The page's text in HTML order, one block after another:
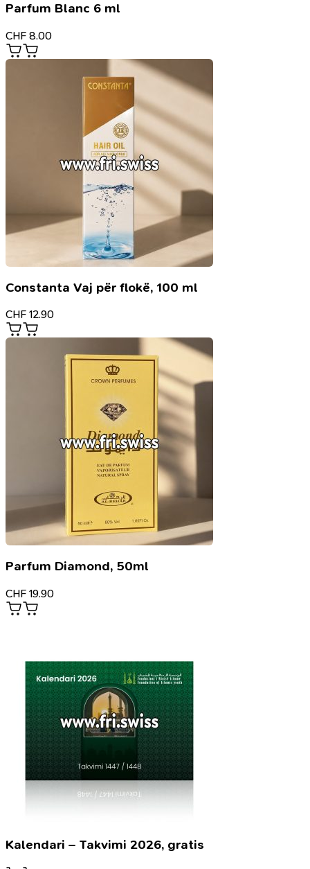
Parfum Blanc 6 ml
CHF 8.00
Constanta Vaj për flokë, 100 ml
CHF 12.90
Parfum Diamond, 50ml
CHF 19.90
Kalendari – Takvimi 2026, gratis